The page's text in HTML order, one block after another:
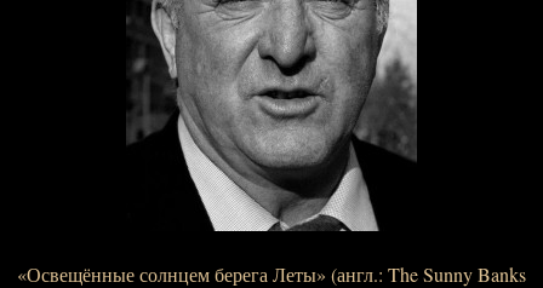
«Освещённые солнцем берега Леты» (англ.: The Sunny Banks